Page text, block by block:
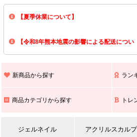
【夏季休業について】
8/13(木)～8/16(日)の間｢出荷業務・お問い合わ
上記期間中のご注文・お問い合わせは8/17(
【令和8年熊本地震の影響による配送につい
また､ 九州全域でお荷物のお届けに遅延が生
新商品から探す ラン
商品カテゴリから探す トレ
ジェルネイル アクリルスカルプ